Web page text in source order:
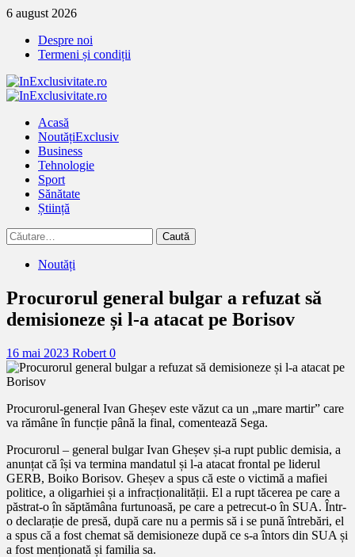
Treci
continut
6 august 2026
Despre noi
Termeni și condiții
Primary
Acasă
NoutățiExclusiv
Business
Tehnologie
Sport
Sănătate
Știință
Caută
după:
Noutăți
Procurorul general bulgar a refuzat să
demisioneze și l-a atacat pe Borisov
16 mai 2023 Robert 0
Procurorul-general Ivan Gheșev este văzut ca un „mare martir” care
va rămâne în funcție până la final, comentează Sega.
Procurorul – general bulgar Ivan Gheșev și-a rupt public demisia, a
anunțat că își va termina mandatul și l-a atacat frontal pe liderul
GERB, Boiko Borisov. Gheșev a spus că este o victimă a mafiei
politice, a oligarhiei și a infracționalității. El a rupt tăcerea pe care a
păstrat-o în săptămâna furtunoasă, pe care a petrecut-o în SUA. Într-
o declarație de presă, după care nu a permis să i se pună întrebări, el
a spus că a fost chemat să demisioneze după ce s-a întors din SUA și
a fost menționată și familia sa.